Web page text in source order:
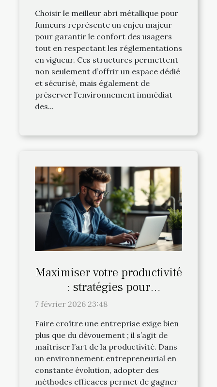
Choisir le meilleur abri métallique pour
fumeurs représente un enjeu majeur
pour garantir le confort des usagers
tout en respectant les réglementations
en vigueur. Ces structures permettent
non seulement d’offrir un espace dédié
et sécurisé, mais également de
préserver l’environnement immédiat
des...
Maximiser votre productivité
: stratégies pour
entrepreneurs efficaces
7 février 2026 23:48
Faire croître une entreprise exige bien
plus que du dévouement ; il s’agit de
maîtriser l’art de la productivité. Dans
un environnement entrepreneurial en
constante évolution, adopter des
méthodes efficaces permet de gagner